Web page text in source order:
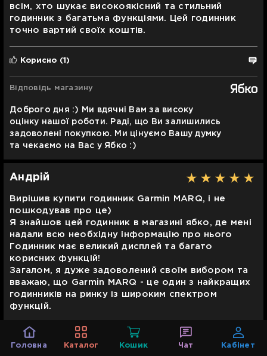
всім, хто шукає високоякісний та стильний
годинник з багатьма функціями. Цей годинник
точно вартий своїх коштів.
Корисно (1)
Відповідь магазину
Доброго дня :) Ми вдячні Вам за високу
оцінку нашої роботи. Раді, що Ви залишились
задоволені покупкою. Ми цінуємо Вашу думку
та чекаємо на Вас у Ябко :)
Андрій
Вирішив купити годинник Garmin MARQ, і не
пошкодував про це)
Я знайшов цей годинник в магазині ябко, де мені
надали всю необхідну інформацію про нього
Годинник має великий дисплей та багато
корисних функцій!
Загалом, я дуже задоволений своїм вибором та
вважаю, що Garmin MARQ - це один з найкращих
годинників на ринку із широким спектром
функцій.
Корисно
Головна
Каталог Кошик Чат Кабінет